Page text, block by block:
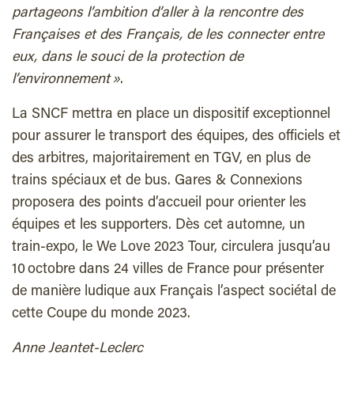
partageons l’ambition d’aller à la rencontre des
Françaises et des Français, de les connecter entre
eux, dans le souci de la protection de
l’environnement ».
La SNCF mettra en place un dispositif exceptionnel
pour assurer le transport des équipes, des officiels et
des arbitres, majoritairement en TGV, en plus de
trains spéciaux et de bus. Gares & Connexions
proposera des points d’accueil pour orienter les
équipes et les supporters. Dès cet automne, un
train-expo, le We Love 2023 Tour, circulera jusqu’au
10 octobre dans 24 villes de France pour présenter
de manière ludique aux Français l’aspect sociétal de
cette Coupe du monde 2023.
Anne Jeantet-Leclerc